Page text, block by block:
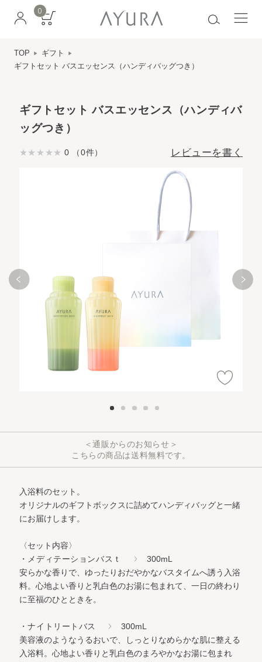
0
TOP
ギフト
ギフトセット バスエッセンス（ハンディバッグつき）
ギフトセット バスエッセンス（ハンディバ
ッグつき）
0 （0件） レビューを書く
＜通販からのお知らせ＞
こちらの商品は送料無料です。
入浴料のセット。
オリジナルのギフトボックスに詰めてハンディバッグと一緒
にお届けします。
〈セット内容〉
・メディテーションバスｔ
300mL
安らかな香りで、ゆったりおだやかなバスタイムへ誘う入浴
料。 心地よい香りと乳白色のお湯に包まれて、一日の終わり
に至福のひとときを。
・ナイトリートバス
300mL
美容液のようなうるおいで、しっとりなめらかな肌に整える
入浴料。 心地よい香りと乳白色のまろやかなお湯に包まれ